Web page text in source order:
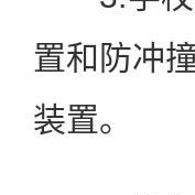
置和防冲
装置。